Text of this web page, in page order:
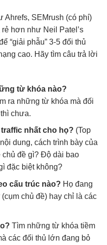
Ahrefs, SEMrush (có phí)
hơn như Neil Patel’s
“giải phẫu” 3-5 đối thủ
cao. Hãy tìm câu trả lời
từ khóa nào?
ra những từ khóa mà đối
chưa.
nhất cho họ? (Top
dung, cách trình bày của
chủ đề gì? Độ dài bao
đặc biệt không?
cấu trúc nào? Họ đang
chủ đề) hay chỉ là các
Tìm những từ khóa tiềm
các đối thủ lớn đang bỏ